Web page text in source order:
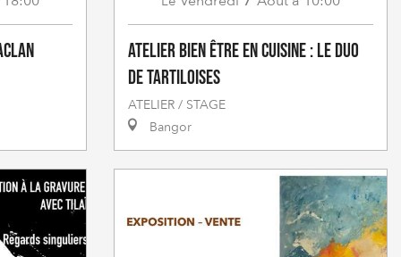
Atelier Bien être en cuisine : Le duo
de tartiloises
ATELIER / STAGE
Bangor